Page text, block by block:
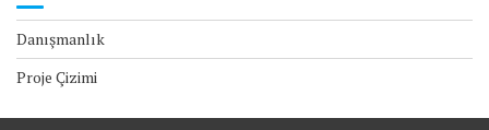
Danışmanlık
Proje Çizimi